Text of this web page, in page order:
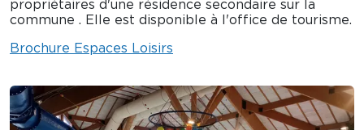
propriétaires d'une résidence secondaire sur la
commune . Elle est disponible à l'office de tourisme.
Brochure Espaces Loisirs